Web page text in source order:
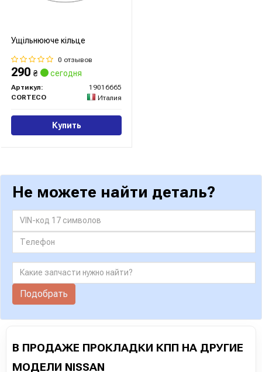
Ущільнююче кільце
0 отзывов
290 ₴ сегодня
Артикул:
19016665
CORTECO
Италия
Купить
Не можете найти деталь?
Подобрать
В ПРОДАЖЕ ПРОКЛАДКИ КПП НА ДРУГИЕ
МОДЕЛИ NISSAN